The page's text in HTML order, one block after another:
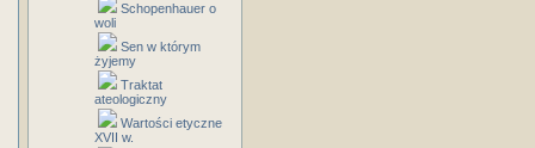
Schopenhauer o
woli
Sen w którym
żyjemy
Traktat
ateologiczny
Wartości etyczne
XVII w.